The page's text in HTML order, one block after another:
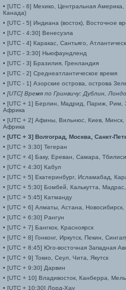
• [UTC - 6] Мехико, Центральная
Канада)
• [UTC - 5] Индиана (восток), Восточное
• [UTC - 4:30] Венесуэла
• [UTC - 4] Каракас, Сантьяго,
• [UTC - 3:30] Ньюфаундленд
• [UTC - 3] Бразилия, Гренландия
• [UTC - 2] Среднеатлантическое время
• [UTC - 1] Азорские острова, острова
• [UTC] Время по Гринвичу: Дублин,
• [UTC + 1] Берлин, Мадрид, Париж, Рим,
Африка
• [UTC + 2] Афины, Вильнюс, Киев,
Африка
• [UTC + 3] Волгоград, Москва, Санкт-
• [UTC + 3:30] Тегеран
• [UTC + 4] Баку, Ереван, Самара, Тбилиси
• [UTC + 4:30] Кабул
• [UTC + 5] Екатеринбург, Исламабад,
• [UTC + 5:30] Бомбей, Калькутта,
• [UTC + 5:45] Катманду
• [UTC + 6] Алматы, Астана, Новосибирск,
• [UTC + 6:30] Рангун
• [UTC + 7] Бангкок, Красноярск
• [UTC + 8] Гонконг, Иркутск, Пекин,
• [UTC + 8:45] Юго-восточная Западная
• [UTC + 9] Токио, Сеул, Чита, Якутск
• [UTC + 9:30] Дарвин
• [UTC + 10] Владивосток, Канберра,
• [UTC + 10:30] Лорд-Хау